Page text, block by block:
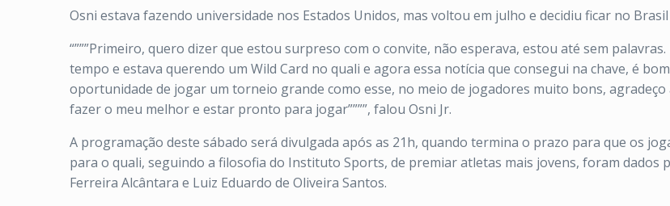
Osni estava fazendo universidade nos Estados Unidos, mas voltou em julho e decidiu ficar no
“”””Primeiro, quero dizer que estou surpreso com o convite, não esperava, estou até sem
tempo e estava querendo um Wild Card no quali e agora essa notícia que consegui na chave, é
oportunidade de jogar um torneio grande como esse, no meio de jogadores muito bons,
fazer o meu melhor e estar pronto para jogar””””, falou Osni Jr.
A programação deste sábado será divulgada após as 21h, quando termina o prazo para que os
para o quali, seguindo a filosofia do Instituto Sports, de premiar atletas mais jovens, foram dados
Ferreira Alcântara e Luiz Eduardo de Oliveira Santos.